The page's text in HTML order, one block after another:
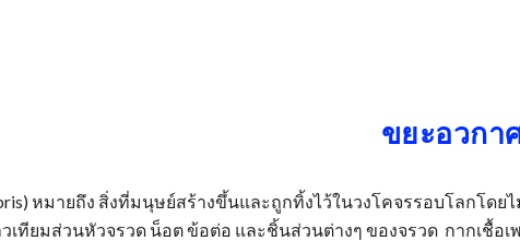
ขยะอวกา
หมายถึง สิ่งที่มนุษย์สร้างขึ้นและถูกทิ้งไว้ในวงโคจรรอบโลกโด
เทียมส่วนหัวจรวด น็อต ข้อต่อ และชิ้นส่วนต่างๆ ของจรวด กากเชื้อ